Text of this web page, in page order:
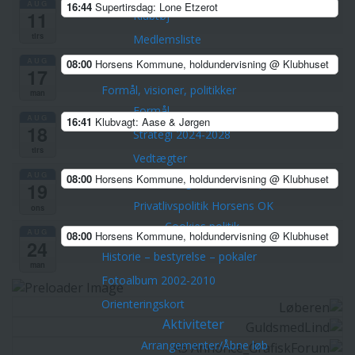
Klubtøj
Medlemsliste
Medlemsfordele
Formål, visioner, politikker
Formål
Strategi 2024-2028
Vedtægter
Træner- og uddannelsespolitik
Privatlivspolitik Horsens OK
Cookies politik
Historie – bestyrelse – pokaler
Fotoalbum 2002-2010
Orienteringskort
Aktiviteter
Arrangementer/Åbne løb
16:44 Supertirsdag: Lone Etzerot
08:00 Horsens Kommune, holdundervisning @ Klubhuset
16:41 Klubvagt: Aase & Jørgen
08:00 Horsens Kommune, holdundervisning @ Klubhuset
08:00 Horsens Kommune, holdundervisning @ Klubhuset